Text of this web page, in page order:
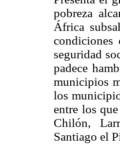
pobreza
África
condiciones
seguridad
padece
municipios
los
entre los
Chilón,
Santiago el